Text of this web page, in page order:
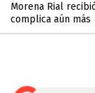
Morena Rial
complica aún más